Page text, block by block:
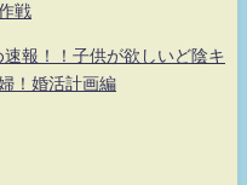
戦
報！！子供が欲しいど陰キ
！婚活計画編